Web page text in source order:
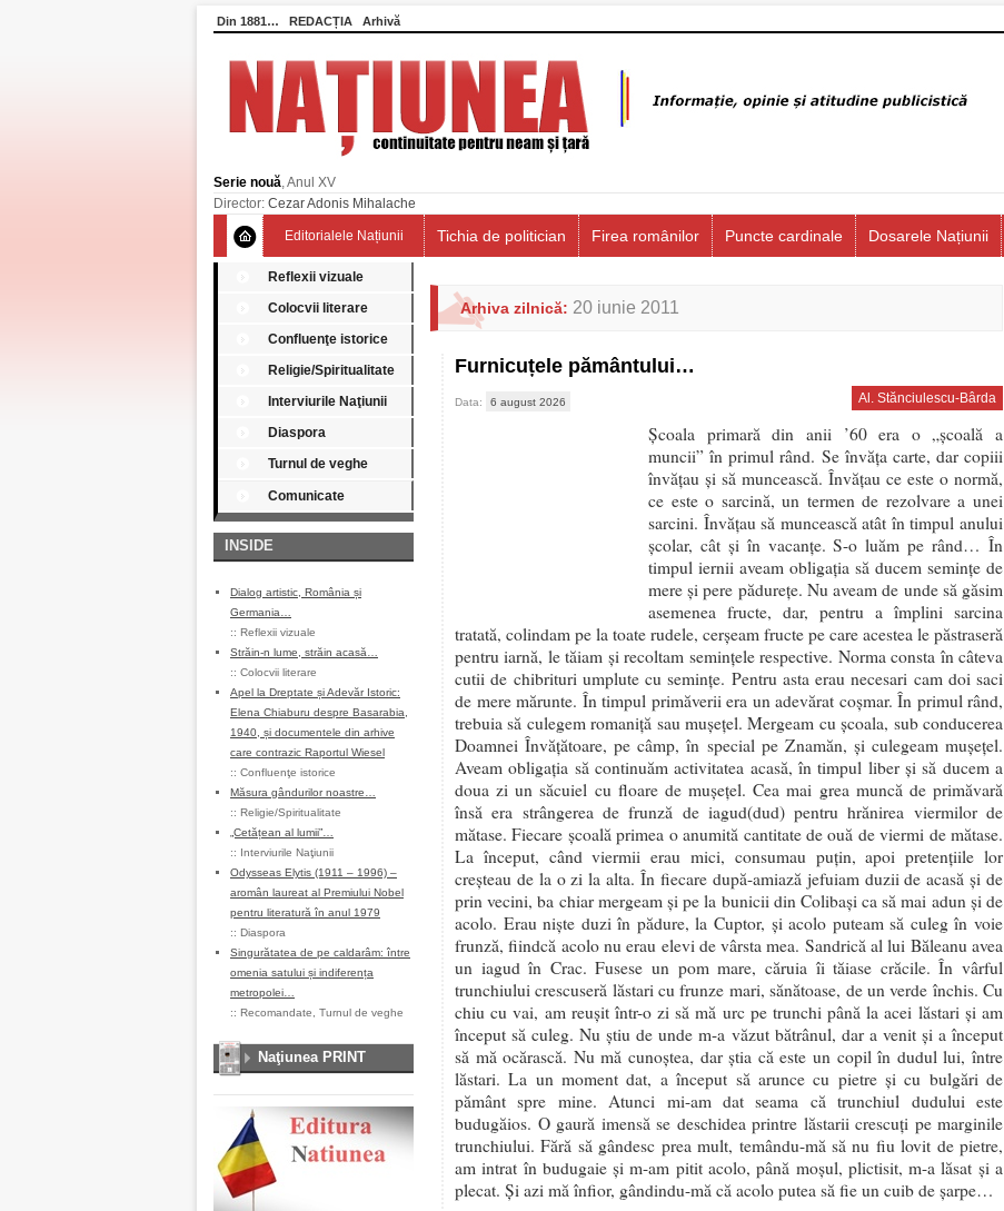
Din 1881… REDACȚIA Arhivă
Serie nouă, Anul XV
Director: Cezar Adonis Mihalache
Editorialele Națiunii Tichia de politician Firea românilor Puncte cardinale Dosarele Națiunii
Reflexii vizuale
Colocvii literare
Confluenţe istorice
Religie/Spiritualitate
Interviurile Naţiunii
Diaspora
Turnul de veghe
Comunicate
INSIDE
Dialog artistic, România și
Germania…
:: Reflexii vizuale
Străin-n lume, străin acasă…
:: Colocvii literare
Apel la Dreptate și Adevăr Istoric:
Elena Chiaburu despre Basarabia,
1940, și documentele din arhive
care contrazic Raportul Wiesel
:: Confluenţe istorice
Măsura gândurilor noastre…
:: Religie/Spiritualitate
„Cetățean al lumii”…
:: Interviurile Naţiunii
Odysseas Elytis (1911 – 1996) –
aromân laureat al Premiului Nobel
pentru literatură în anul 1979
:: Diaspora
Singurătatea de pe caldarâm: între
omenia satului și indiferența
metropolei…
:: Recomandate Turnul de veghe
Naţiunea PRINT
Arhiva zilnică: 20 iunie 2011
Furnicuțele pământului…
Data: 6 august 2026 Al. Stănciulescu-Bârda
Școala primară din anii ’60 era o „școală a
muncii” în primul rând. Se învăța carte, dar copiii
învățau și să muncească. Învățau ce este o normă,
ce este o sarcină, un termen de rezolvare a unei
sarcini. Învățau să muncească atât în timpul anului
școlar, cât și în vacanțe. S-o luăm pe rând… În
timpul iernii aveam obligația să ducem semințe de
mere și pere pădurețe. Nu aveam de unde să găsim
asemenea fructe, dar, pentru a împlini sarcina
tratată, colindam pe la toate rudele, cerșeam fructe pe care acestea le păstraseră
pentru iarnă, le tăiam și recoltam semințele respective. Norma consta în câteva
cutii de chibrituri umplute cu semințe. Pentru asta erau necesari cam doi saci
de mere mărunte. În timpul primăverii era un adevărat coșmar. În primul rând,
trebuia să culegem romaniță sau mușețel. Mergeam cu școala, sub conducerea
Doamnei Învățătoare, pe câmp, în special pe Znamăn, și culegeam mușețel.
Aveam obligația să continuăm activitatea acasă, în timpul liber și să ducem a
doua zi un săcuiel cu floare de mușețel. Cea mai grea muncă de primăvară
însă era strângerea de frunză de iagud(dud) pentru hrănirea viermilor de
mătase. Fiecare școală primea o anumită cantitate de ouă de viermi de mătase.
La început, când viermii erau mici, consumau puțin, apoi pretențiile lor
creșteau de la o zi la alta. În fiecare după-amiază jefuiam duzii de acasă și de
prin vecini, ba chiar mergeam și pe la bunicii din Colibași ca să mai adun și de
acolo. Erau niște duzi în pădure, la Cuptor, și acolo puteam să culeg în voie
frunză, fiindcă acolo nu erau elevi de vârsta mea. Sandrică al lui Băleanu avea
un iagud în Crac. Fusese un pom mare, căruia îi tăiase crăcile. În vârful
trunchiului crescuseră lăstari cu frunze mari, sănătoase, de un verde închis. Cu
chiu cu vai, am reușit într-o zi să mă urc pe trunchi până la acei lăstari și am
început să culeg. Nu știu de unde m-a văzut bătrânul, dar a venit și a început
să mă ocărască. Nu mă cunoștea, dar știa că este un copil în dudul lui, între
lăstari. La un moment dat, a început să arunce cu pietre și cu bulgări de
pământ spre mine. Atunci mi-am dat seama că trunchiul dudului este
budugăios. O gaură imensă se deschidea printre lăstarii crescuți pe marginile
trunchiului. Fără să gândesc prea mult, temându-mă să nu fiu lovit de pietre,
am intrat în budugaie și m-am pitit acolo, până moșul, plictisit, m-a lăsat și a
plecat. Și azi mă înfior, gândindu-mă că acolo putea să fie un cuib de șarpe…